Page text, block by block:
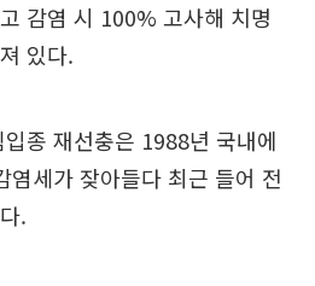
감염 시 100% 고사해 치명
있다.
종 재선충은 1988년 국내에
염세가 잦아들다 최근 들어 전
.